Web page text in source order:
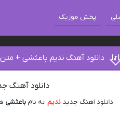
پخش موزیک
دانلود آهنگ ندیم باعثشی +
دانلود آهنگ
دانلود اهنگ جدیدندیم به نامباعثشی